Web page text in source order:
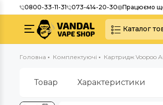
0800-33-11-31 073-414-20-30 Працюємо
Каталог
Головна Комплектуючі Картридж Voopoo
Товар Характеристики